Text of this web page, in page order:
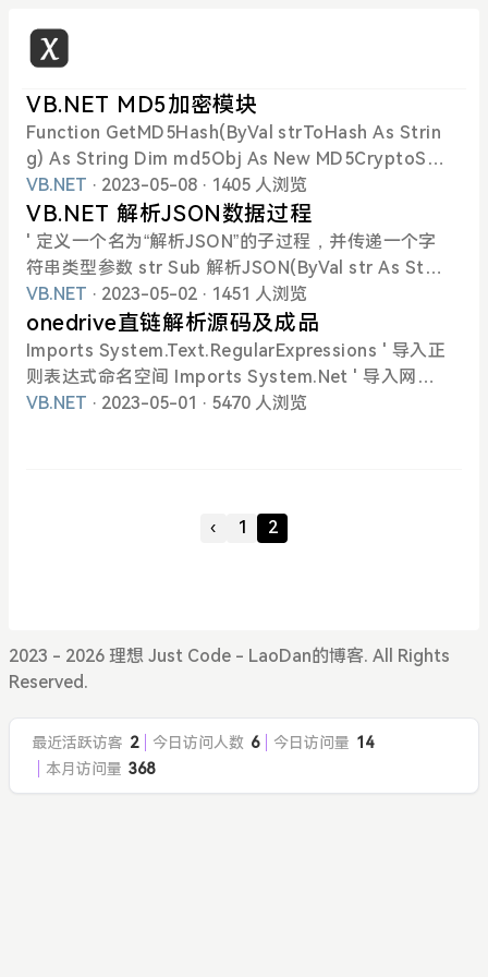
VB.NET MD5加密模块
Function GetMD5Hash(ByVal strToHash As Strin
g) As String Dim md5Obj As New MD5CryptoSer
viceProvider() Dim bytesToHash() As Byte = Enc
oding.ASCII.GetBytes(strToHash) bytesToHash =
md5Obj.ComputeHash(bytesToHash) Dim strRes
ult As New StringBuilder() For Each b As Byte In
bytesToHash strResult.Append(b.ToString("x2"))
Next Return strResult.ToString() End Function 使
用方式：GetMD5Hash("需要加密的字符串")
VB.NET · 2023-05-08 · 1405 人浏览
VB.NET 解析JSON数据过程
' 定义一个名为“解析JSON”的子过程，并传递一个字
符串类型参数 str Sub 解析JSON(ByVal str As Strin
g) ' 创建一个对象 ScriptObj 并将其设置为“MSScrip
tControl.ScriptControl”类的实例 Dim ScriptObj A
s Object ScriptObj = CreateObject("MSScriptCo
ntrol.ScriptControl") ' 允许 UI 操作 ScriptObj.Allo
wUI = True ' 将脚本语言设置为 JavaScript ScriptO
VB.NET · 2023-05-02 · 1451 人浏览
onedrive直链解析源码及成品
Imports System.Text.RegularExpressions ' 导入正
则表达式命名空间 Imports System.Net ' 导入网络
请求命名空间 Public Class Form1 ' 定义窗体类 Priv
egex("^https:\/\/([\.\w-]+)\/.*$") ' 定义匹配域名的
VB.NET · 2023-05-01 · 5470 人浏览
‹ 1 2
2023 - 2026 理想 Just Code - LaoDan的博客. All Rights
Reserved.
最近活跃访客 2 今日访问人数 6 今日访问量 14
本月访问量 368